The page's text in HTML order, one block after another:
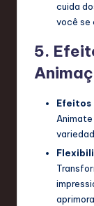
cuida
você se
5.
Efeitos